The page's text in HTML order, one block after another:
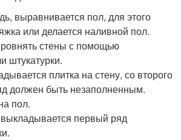
выравнивается пол, для этого
или делается наливной пол.
стены с помощью
штукатурки.
плитка на стену, со второго
должен быть незаполненным.
пол.
первый ряд